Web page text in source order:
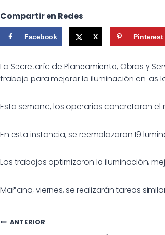
Compartir en Redes
Facebook X Pinterest
La Secretaría de Planeamiento, Obras y
trabaja para mejorar la iluminación en las
Esta semana, los operarios concretaron
En esta instancia, se reemplazaron 19
Los trabajos optimizaron la iluminación,
Mañana, viernes, se realizarán tareas
Navegación
ANTERIOR